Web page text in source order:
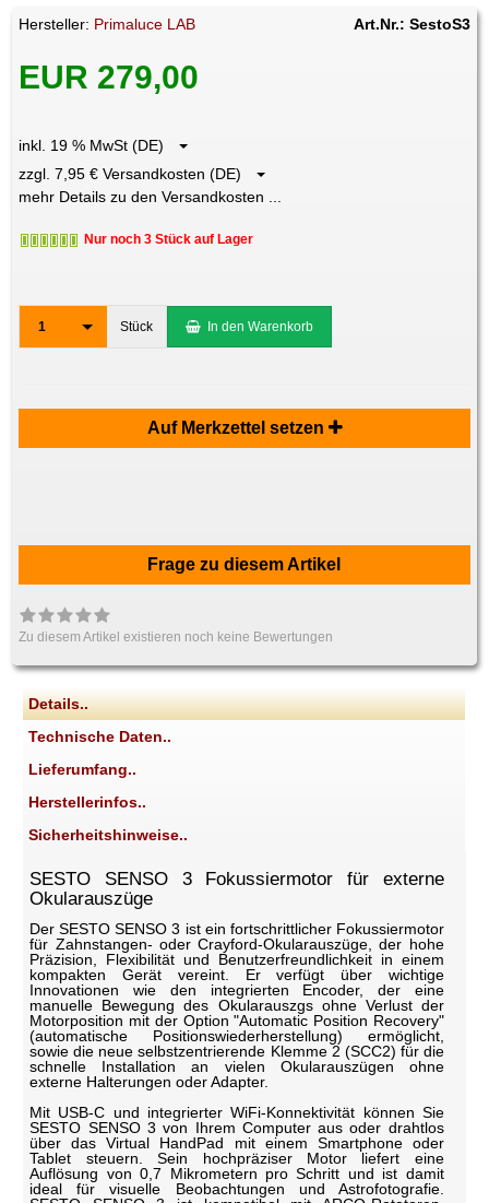
Hersteller: Primaluce LAB Art.Nr.: SestoS3
EUR 279,00
inkl. 19 % MwSt (DE)
zzgl. 7,95 € Versandkosten (DE)
mehr Details zu den Versandkosten ...
Nur noch 3 Stück auf Lager
1 Stück In den Warenkorb
Auf Merkzettel setzen
Frage zu diesem Artikel
Zu diesem Artikel existieren noch keine Bewertungen
Details..
Technische Daten..
Lieferumfang..
Herstellerinfos..
Sicherheitshinweise..
SESTO SENSO 3 Fokussiermotor für externe
Okularauszüge
Der SESTO SENSO 3 ist ein fortschrittlicher Fokussiermotor
für Zahnstangen- oder Crayford-Okularauszüge, der hohe
Präzision, Flexibilität und Benutzerfreundlichkeit in einem
kompakten Gerät vereint. Er verfügt über wichtige
Innovationen wie den integrierten Encoder, der eine
manuelle Bewegung des Okularauszgs ohne Verlust der
Motorposition mit der Option "Automatic Position Recovery"
(automatische Positionswiederherstellung) ermöglicht,
sowie die neue selbstzentrierende Klemme 2 (SCC2) für die
schnelle Installation an vielen Okularauszügen ohne
externe Halterungen oder Adapter.
Mit USB-C und integrierter WiFi-Konnektivität können Sie
SESTO SENSO 3 von Ihrem Computer aus oder drahtlos
über das Virtual HandPad mit einem Smartphone oder
Tablet steuern. Sein hochpräziser Motor liefert eine
Auflösung von 0,7 Mikrometern pro Schritt und ist damit
ideal für visuelle Beobachtungen und Astrofotografie.